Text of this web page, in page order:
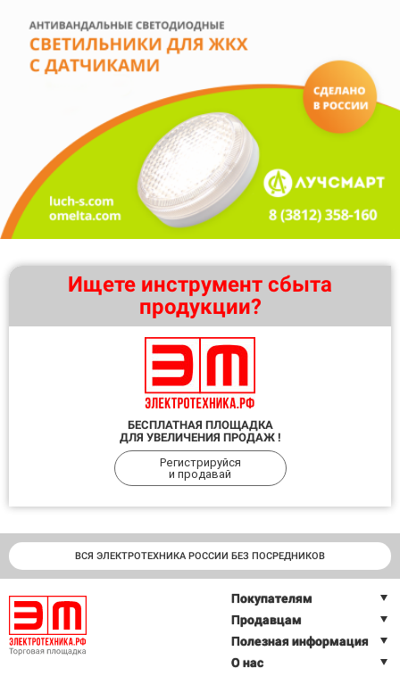
Ищете инструмент сбыта
продукции?
БЕСПЛАТНАЯ ПЛОЩАДКА
ДЛЯ УВЕЛИЧЕНИЯ ПРОДАЖ !
Регистрируйся
и продавай
ВСЯ ЭЛЕКТРОТЕХНИКА РОССИИ БЕЗ ПОСРЕДНИКОВ
Покупателям
Продавцам
Полезная информация
О нас